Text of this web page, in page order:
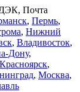
Почта
, Пермь,
, Нижний
, Владивосток,
Дону,
Красноярск,
, Москва,